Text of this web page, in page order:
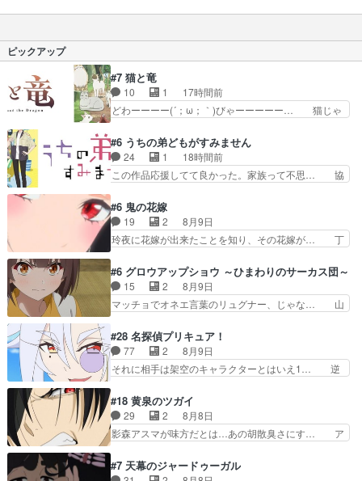
図太い声になってるのでぜひこの声出し… 無機物
ーへの罰の件好き。最終回らしく全… 本当に素晴
で面白かった(*´ω｀*)バ… ｢死刑になるんじゃな
いですか？エクス辛辣… 確かに途中から願いの名
称しか言ってなかっ… 王国に知れたら死刑です
(笑)しっかしマジ…
ピックアップ
#7 猫と竜
10 1
17時間前
どわーーーー(´；ω；｀)びゃーーーーー… 猫じゃ
んが久しぶりに森へ帰ってきた！！… おだやかに
ママにゃんが帰ってきた。この作… ママにゃんが
学校が休みになるので、久しぶ… ママニャン回で
キター！と喜んでたからの大… ママにゃん久しぶ
ッときた。今期で一番好… おかあちゃんっていい
もんだ。自分の全てを… ついにハイブチが出た！
毛色綺麗でかわいい…
#6 うちの弟どもがすみません
24 1
18時間前
この作品応援してて良かった。家族って不思… 協
んが外に出られなくなってたのはいじめ… RPG
シーンカッコいい！もう転生モノに変… ゲーム内
の柊くんカッコイイな～そして意外… あれからゲ
ームの中では糸と柊はしっかり仲… 感想は、前話
力してオンラインRPGの強… 違うアニメ始まっ
たかと思ったら先週の続き… ご視聴ありがとうご
ざいましたよかった、本…
#6 鬼の花嫁
19 2
8月9日
玲夜に花嫁が出来たことを知り、その花嫁が… 丁
初、にゃん吉が透子のストーカーを始めた… 高道
きもいけどあれ横で見せつけられるのは… 玲夜の
前の婚約者鬼山桜子がめっちゃ別嬪さ… にゃんき
ちくんのお母さんが一番かわいいで… 花江さんが
いやイケメンが主人公にプレゼ… 「お願いがある
ときはキスでおねだりする」… 透子とにゃん吉の
馴れ初めを見れて良かった…
#6 グロウアップショウ ～ひまわりのサーカス団～
15 2
8月9日
マッチョでオネエ言葉のリュグナー、じゃな… 山
わりサーカスに突然現れた金髪の大男少… 伝説の
男の登場によって、山田の輝かしき過… お父さん
の相方登場回、良い回だったな。諏… 第６話をｄ
アニメストアで視聴しました。視… じゃがいもし
い公衆電話が出てきた。みず… おはようございま
す！瑞佳の正体が明かされ… 朝も昼もおやつもじ
ゃがいも尽くしの『ひま…
#28 名探偵プリキュア！
77 2
8月9日
それに相手は架空のキャラクターとはいえ1… 逆
い出に意味なんかない」という意味深な… 12話
でるるかはミサンガのマコトジュエル… 今のるる
かの態度について見たまんまを言え… 探偵パート
は仕方ないが殆ど明智小林の活躍… すっかりファ
はファントムの一員で、ロン… 謎の怪盗デッチ·
#18 黄泉のツガイ
29 2
8月8日
影森アスマが味方だとは…あの胡散臭さにす… ア
りアスマ(石田彰キャラ)は裏切り者た… 原作を読
むの我慢していてよかっただって顔… どんどん増
#7 天幕のジャードゥーガル